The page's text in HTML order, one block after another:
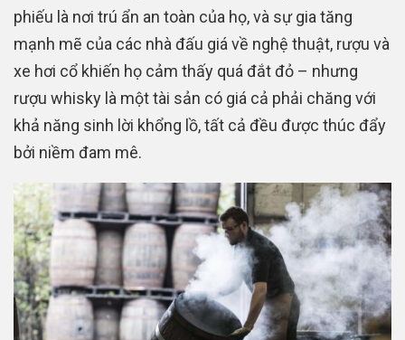
phiếu là nơi trú ẩn an toàn của họ, và sự gia tăng
mạnh mẽ của các nhà đấu giá về nghệ thuật, rượu và
xe hơi cổ khiến họ cảm thấy quá đắt đỏ – nhưng
rượu whisky là một tài sản có giá cả phải chăng với
khả năng sinh lời khổng lồ, tất cả đều được thúc đẩy
bởi niềm đam mê.